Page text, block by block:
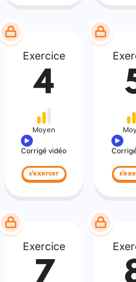
Exercice
4
Moyen
Corrigé vidéo
s'exercer
Exercice